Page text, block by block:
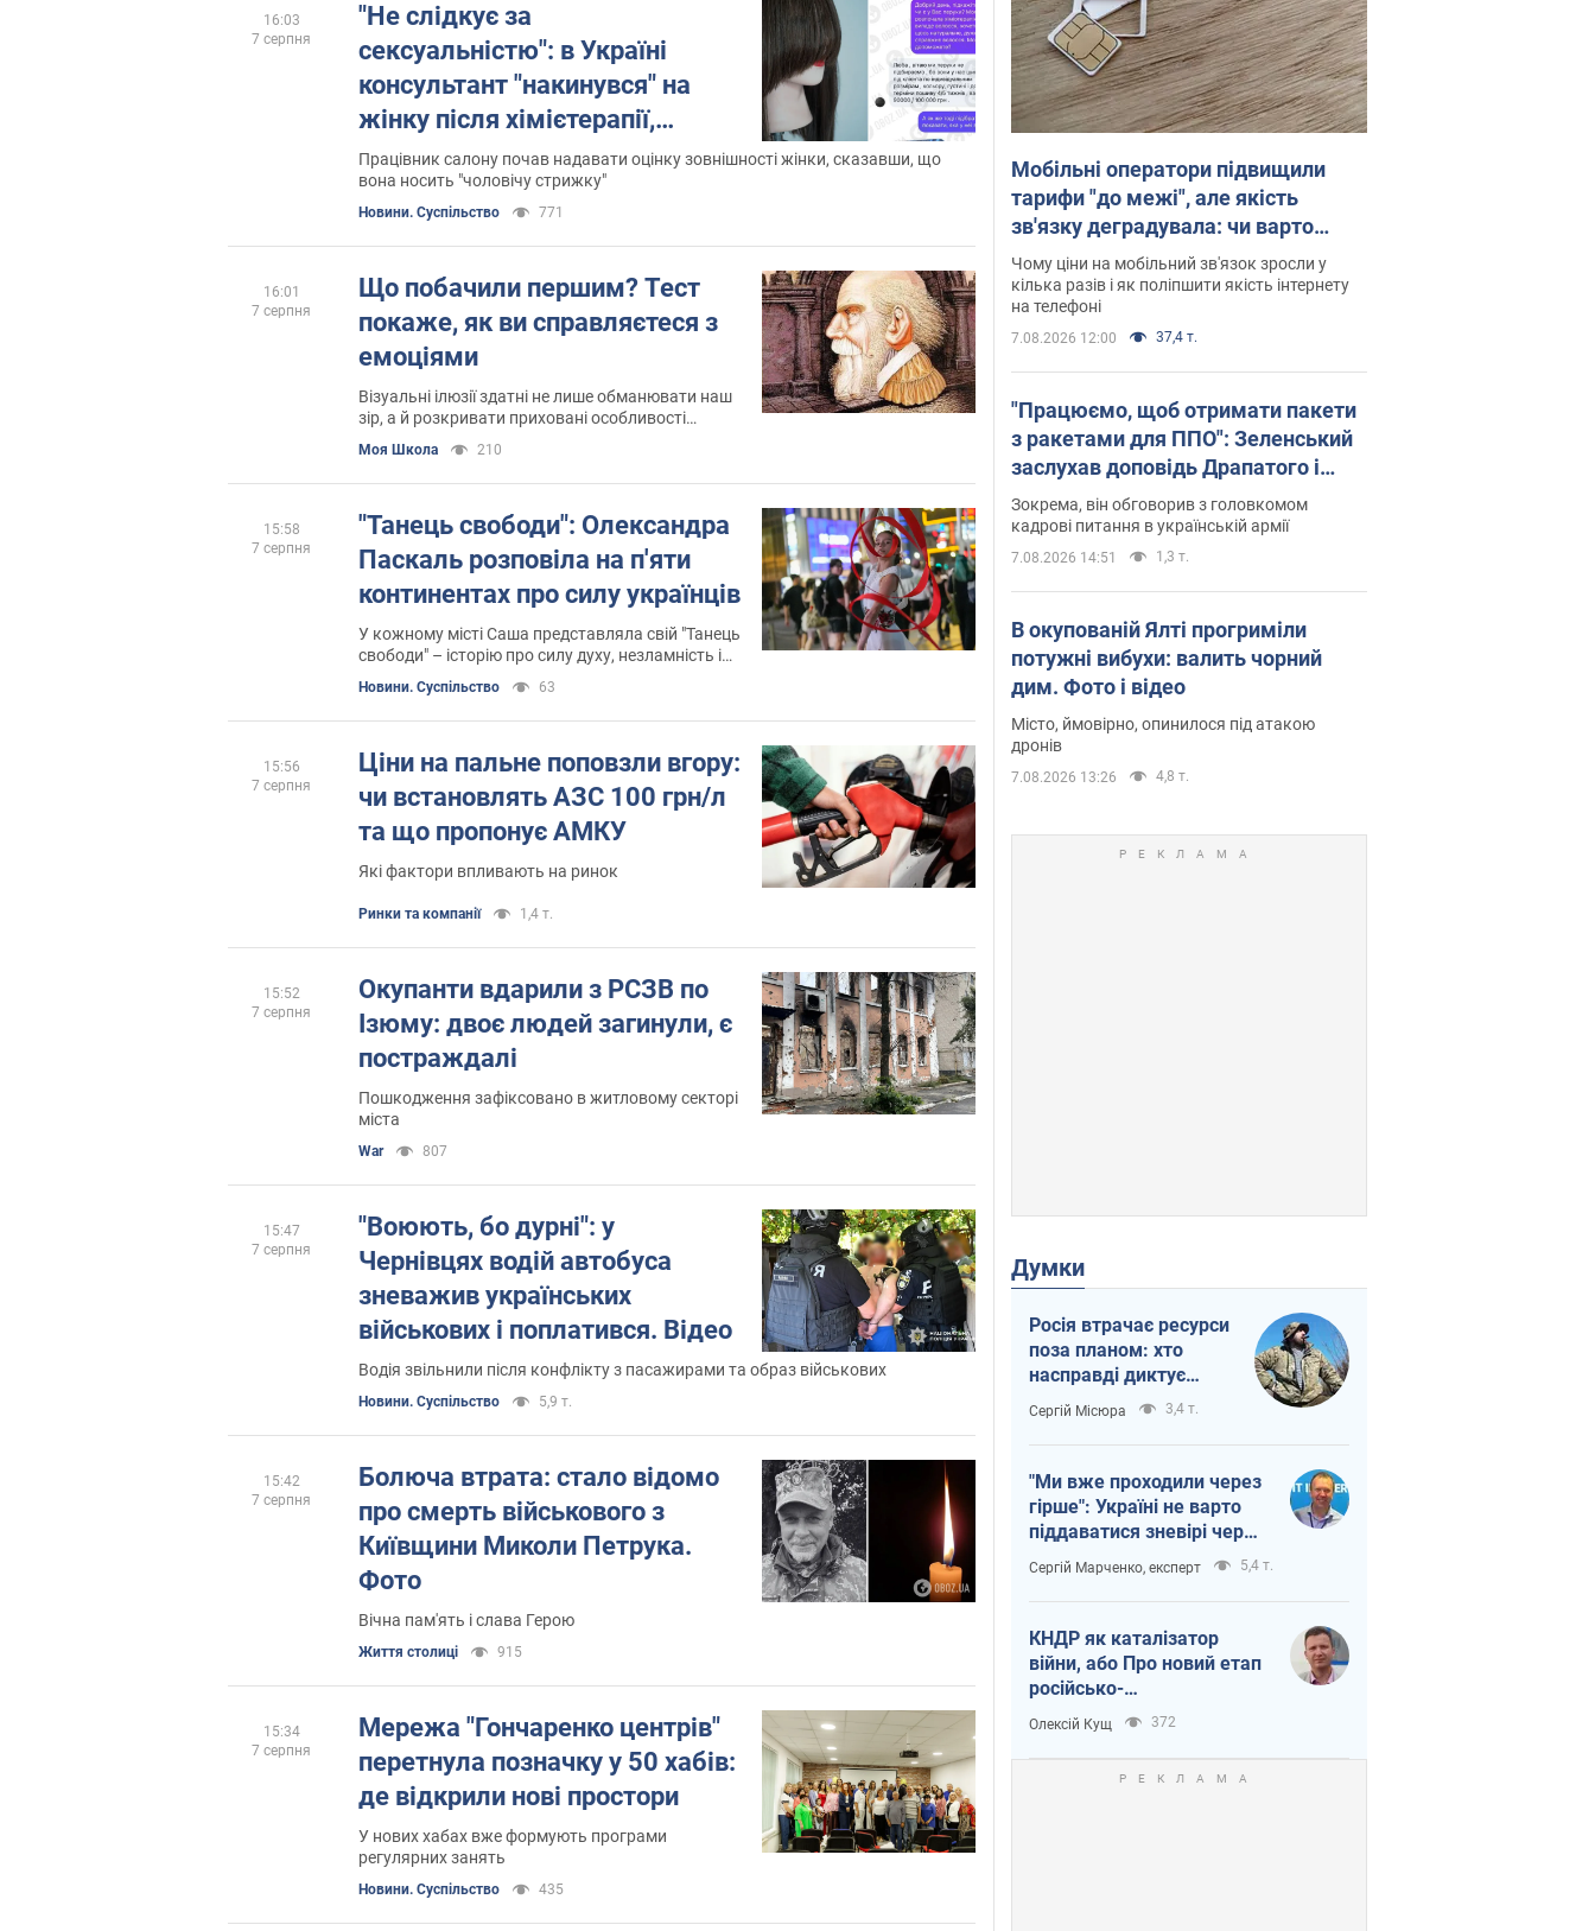
"Не слідкує за
сексуальністю": в Україні
консультант "накинувся" на
жінку після хімієтерапії,
розгорівся скандал. Фото
Працівник салону почав надавати оцінку зовнішності жінки, сказавши, що
вона носить "чоловічу стрижку"
Новини. Суспільство 771
16:03
7 серпня
Що побачили першим? Тест
покаже, як ви справляєтеся з
емоціями
Візуальні ілюзії здатні не лише обманювати наш
зір, а й розкривати приховані особливості
Моя Школа 210
16:01
7 серпня
"Танець свободи": Олександра
Паскаль розповіла на п'яти
континентах про силу українців
У кожному місті Саша представляла свій "Танець
свободи" – історію про силу духу, незламність і
Новини. Суспільство 63
15:58
7 серпня
Ціни на пальне поповзли вгору:
чи встановлять АЗС 100 грн/л
та що пропонує АМКУ
Які фактори впливають на ринок
Ринки та компанії 1,4 т.
15:56
7 серпня
Окупанти вдарили з РСЗВ по
Ізюму: двоє людей загинули, є
постраждалі
Пошкодження зафіксовано в житловому секторі
міста
War 807
15:52
7 серпня
"Воюють, бо дурні": у
Чернівцях водій автобуса
зневажив українських
військових і поплатився. Відео
Водія звільнили після конфлікту з пасажирами та образ військових
Новини. Суспільство 5,9 т.
15:47
7 серпня
Болюча втрата: стало відомо
про смерть військового з
Київщини Миколи Петрука.
Фото
Вічна пам'ять і слава Герою
Життя столиці 915
15:42
7 серпня
Мережа "Гончаренко центрів"
перетнула позначку у 50 хабів:
де відкрили нові простори
У нових хабах вже формують програми
регулярних занять
Новини. Суспільство 435
15:34
7 серпня
Мобільні оператори підвищили
тарифи "до межі", але якість
зв'язку деградувала: чи варто
скаржитись на ціни
Чому ціни на мобільний зв'язок зросли у
кілька разів і як поліпшити якість інтернету
на телефоні
7.08.2026 12:00 37,4 т.
"Працюємо, щоб отримати пакети
з ракетами для ППО": Зеленський
заслухав доповідь Драпатого і
анонсував нові кроки
Зокрема, він обговорив з головкомом
кадрові питання в українській армії
7.08.2026 14:51 1,3 т.
В окупованій Ялті прогриміли
потужні вибухи: валить чорний
дим. Фото і відео
Місто, ймовірно, опинилося під атакою
дронів
7.08.2026 13:26 4,8 т.
Думки
Росія втрачає ресурси
поза планом: хто
насправді диктує
темп війни
Сергій Місюра 3,4 т.
"Ми вже проходили через
гірше": Україні не варто
піддаватися зневірі через
ракетний терор
Сергій Марченко, експерт 5,4 т.
КНДР як каталізатор
війни, або Про новий етап
російсько-
північнокорейського
Олексій Кущ 372